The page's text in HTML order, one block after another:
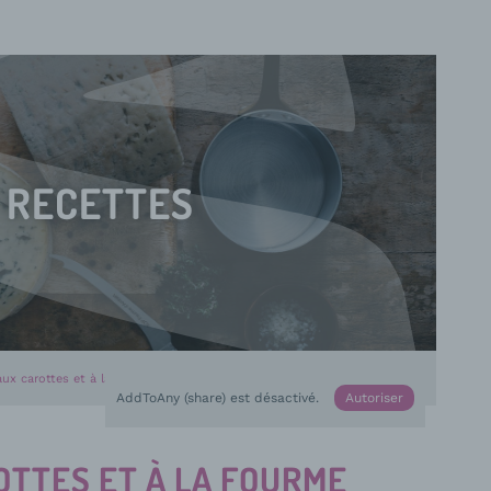
RECETTES
carottes et à la Fourme d’Ambert
AddToAny (share) est désactivé. Autoriser
ET À LA FOURME